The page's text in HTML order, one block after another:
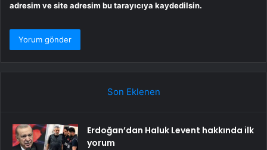
adresim ve site adresim bu tarayıcıya kaydedilsin.
Son Eklenen
Erdoğan’dan Haluk Levent hakkında ilk
yorum